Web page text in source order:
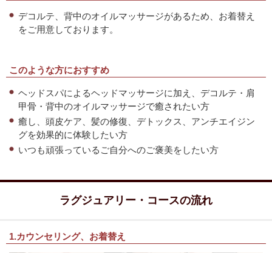
デコルテ、背中のオイルマッサージがあるため、お着替え
をご用意しております。
このような方におすすめ
ヘッドスパによるヘッドマッサージに加え、デコルテ・肩
甲骨・背中のオイルマッサージで癒されたい方
癒し、頭皮ケア、髪の修復、デトックス、アンチエイジン
グを効果的に体験したい方
いつも頑張っているご自分へのご褒美をしたい方
ラグジュアリー・コースの流れ
1.カウンセリング、お着替え